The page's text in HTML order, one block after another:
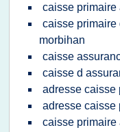
caisse primaire
caisse primaire
morbihan
caisse
caisse d
adresse caisse
adresse caisse
caisse primaire